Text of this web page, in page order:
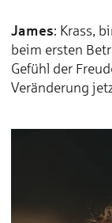
James: Krass,
beim ersten
Gefühl der
Veränderung